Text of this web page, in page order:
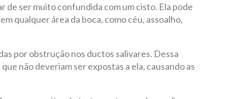
de ser muito confundida com um cisto. Ela pode
qualquer área da boca, como céu, assoalho,
por obstrução nos ductos salivares. Dessa
não deveriam ser expostas a ela, causando as